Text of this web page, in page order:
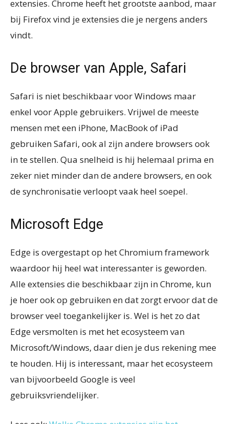
extensies. Chrome heeft het grootste aanbod, maar
bij Firefox vind je extensies die je nergens anders
vindt.
De browser van Apple, Safari
Safari is niet beschikbaar voor Windows maar
enkel voor Apple gebruikers. Vrijwel de meeste
mensen met een iPhone, MacBook of iPad
gebruiken Safari, ook al zijn andere browsers ook
in te stellen. Qua snelheid is hij helemaal prima en
zeker niet minder dan de andere browsers, en ook
de synchronisatie verloopt vaak heel soepel.
Microsoft Edge
Edge is overgestapt op het Chromium framework
waardoor hij heel wat interessanter is geworden.
Alle extensies die beschikbaar zijn in Chrome, kun
je hoer ook op gebruiken en dat zorgt ervoor dat de
browser veel toegankelijker is. Wel is het zo dat
Edge versmolten is met het ecosysteem van
Microsoft/Windows, daar dien je dus rekening mee
te houden. Hij is interessant, maar het ecosysteem
van bijvoorbeeld Google is veel
gebruiksvriendelijker.